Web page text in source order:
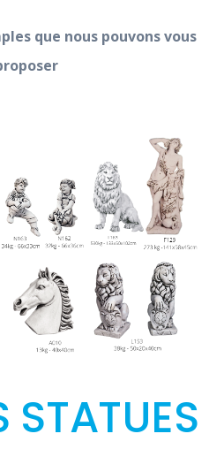
que nous pouvons vous
STATUES